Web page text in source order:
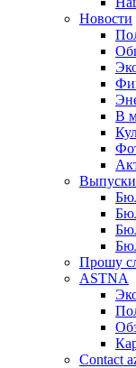
Новости
В
Выпуски
Прошу
ASTNA
Contact